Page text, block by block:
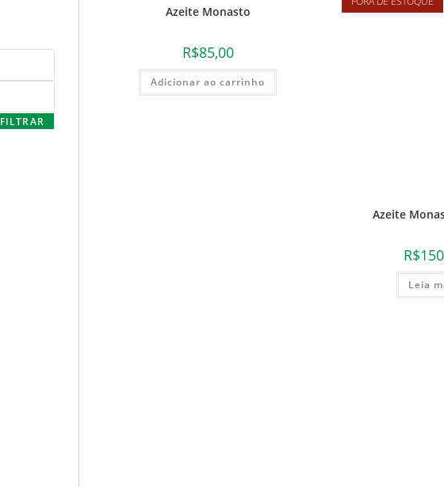
Azeite Monasto
R$85,00
Adicionar ao carrinho
Azeite
R$
Leia
FILTRAR